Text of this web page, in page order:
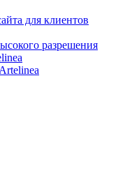
для клиентов
разрешения